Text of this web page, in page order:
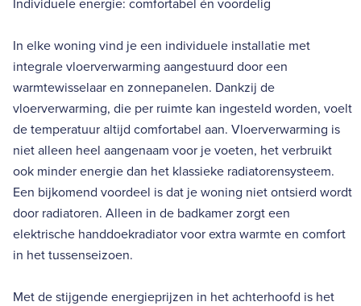
Individuele energie: comfortabel én voordelig
In elke woning vind je een individuele installatie met
integrale vloerverwarming aangestuurd door een
warmtewisselaar en zonnepanelen. Dankzij de
vloerverwarming, die per ruimte kan ingesteld worden, voelt
de temperatuur altijd comfortabel aan. Vloerverwarming is
niet alleen heel aangenaam voor je voeten, het verbruikt
ook minder energie dan het klassieke radiatorensysteem.
Een bijkomend voordeel is dat je woning niet ontsierd wordt
door radiatoren. Alleen in de badkamer zorgt een
elektrische handdoekradiator voor extra warmte en comfort
in het tussenseizoen.
Met de stijgende energieprijzen in het achterhoofd is het